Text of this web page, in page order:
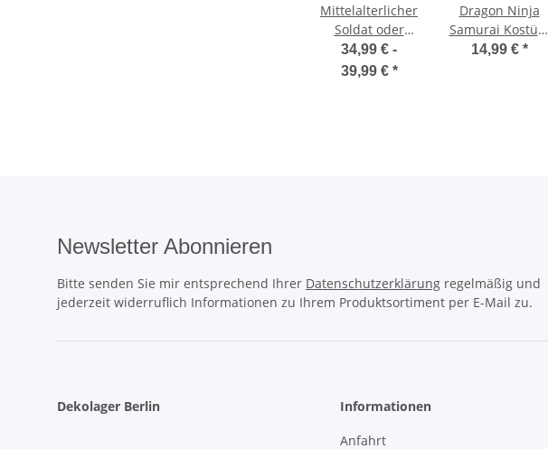
Mittelalterlicher
Soldat oder
Ritter
34,99 € -
39,99 € *
Dragon Ninja
Samurai Kostüm
als Kämpfer
14,99 € *
Newsletter Abonnieren
Bitte senden Sie mir entsprechend Ihrer Datenschutzerklärung regelmäßig und
jederzeit widerruflich Informationen zu Ihrem Produktsortiment per E-Mail zu.
Dekolager Berlin Informationen
Anfahrt